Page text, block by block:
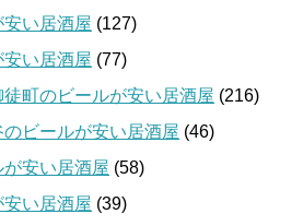
い居酒屋 (127)
い居酒屋 (77)
徒町のビールが安い居酒屋 (216)
ビールが安い居酒屋 (46)
安い居酒屋 (58)
い居酒屋 (39)